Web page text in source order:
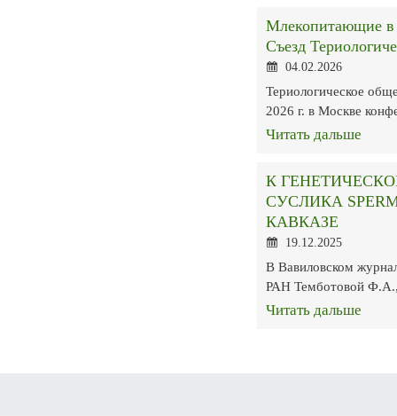
Млекопитающие в
Съезд
04.02.2026
Териологическое
2026 г. в Москве
Читать дальше
К
СУСЛИКА
КАВКАЗЕ
19.12.2025
В Вавиловском
РАН Темботовой
Читать дальше